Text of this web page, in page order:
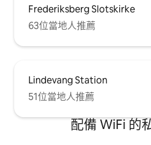
Frederiksberg Slotskirke
63位當地人推薦
Lindevang Station
51位當地人推薦
配備 WiFi 的